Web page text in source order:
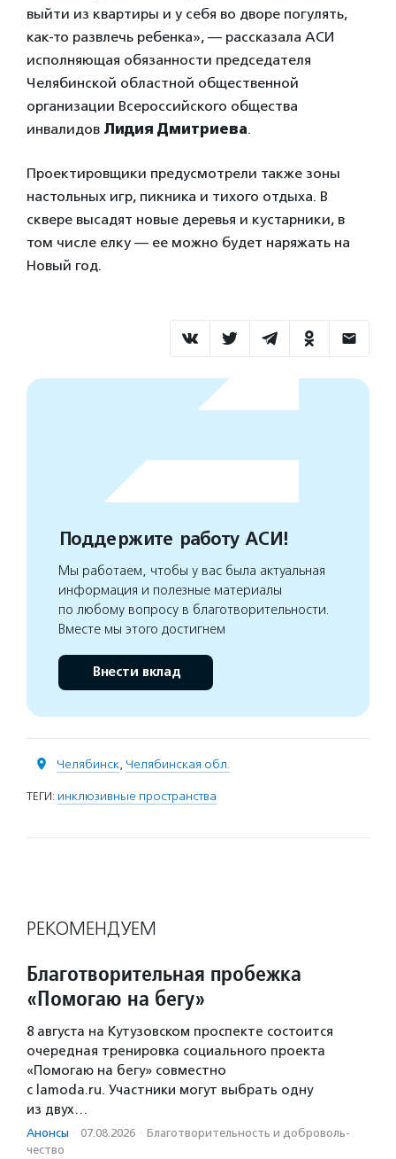
выйти из квартиры и у себя во дворе погулять,
как-то развлечь ребенка», — рассказала АСИ
исполняющая обязанности председателя
Челябинской областной общественной
организации Всероссийского общества
инвалидов Лидия Дмитриева.
Проектировщики предусмотрели также зоны
настольных игр, пикника и тихого отдыха. В
сквере высадят новые деревья и кустарники, в
том числе елку — ее можно будет наряжать на
Новый год.
Поддержите работу АСИ!
Мы работаем, чтобы у вас была актуальная
информация и полезные материалы
по любому вопросу в благотворительности.
Вместе мы этого достигнем
Внести вклад
Челябинск, Челябинская обл.
ТЕГИ: инклюзивные пространства
РЕКОМЕНДУЕМ
Благотворительная пробежка
«Помогаю на бегу»
8 августа на Кутузовском проспекте состоится
очередная тренировка социального проекта
«Помогаю на бегу» совместно
с lamoda.ru. Участники могут выбрать одну
из двух…
Анонсы · 07.08.2026 · Благотвори­тель­ность и доброволь­
чест­во